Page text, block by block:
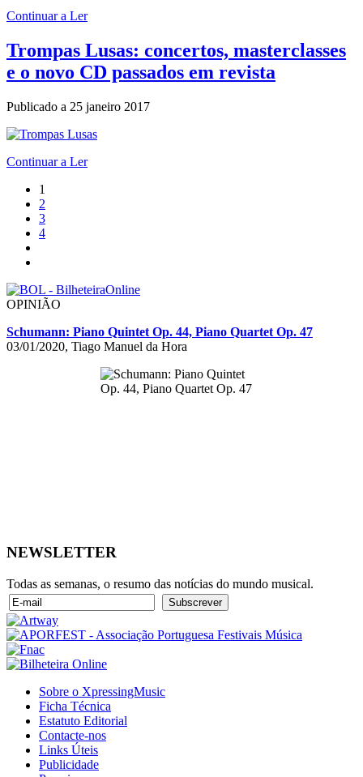
Continuar a Ler
Trompas Lusas: concertos, masterclasses
e o novo CD passados em revista
Publicado a 25 janeiro 2017
Continuar a Ler
1
2
3
4
OPINIÃO
Schumann: Piano Quintet Op. 44, Piano Quartet Op. 47
03/01/2020, Tiago Manuel da Hora
NEWSLETTER
Todas as semanas, o resumo das notícias do mundo musical.
Sobre o XpressingMusic
Ficha Técnica
Estatuto Editorial
Contacte-nos
Links Úteis
Publicidade